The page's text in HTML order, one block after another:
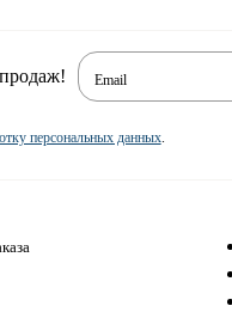
Email
персональных данных.